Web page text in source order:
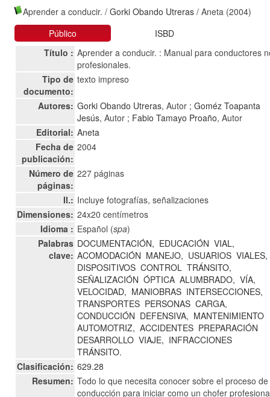
Aprender a conducir. /Gorki Obando Utreras / Aneta (2004)
Público
ISBD
Título : Aprender a conducir. : Manual para conductores
profesionales.
Tipo de
documento:
texto impreso
Autores: Gorki Obando Utreras, Autor ;Goméz Toapanta
Jesús, Autor ; Fabio Tamayo Proaño, Autor
Editorial: Aneta
Fecha de
publicación:
2004
Número de
páginas:
227 páginas
Il.: Incluye fotografías, señalizaciones
Dimensiones: 24x20 centímetros
Idioma : Español (spa)
Palabras
clave:
DOCUMENTACIÓN, EDUCACIÓN VIAL,
ACOMODACIÓN MANEJO, USUARIOS VIALES,
DISPOSITIVOS CONTROL TRÁNSITO,
SEÑALIZACIÓN ÓPTICA ALUMBRADO, VÍA,
VELOCIDAD, MANIOBRAS INTERSECCIONES,
TRANSPORTES PERSONAS CARGA,
CONDUCCIÓN DEFENSIVA, MANTENIMIENTO
AUTOMOTRIZ, ACCIDENTES PREPARACIÓN
DESARROLLO VIAJE, INFRACCIONES
TRÁNSITO.
Clasificación: 629.28
Resumen: Todo lo que necesita conocer sobre el proceso de
conducción para iniciar como un chofer